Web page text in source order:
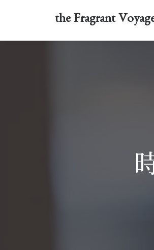
the Fragrant